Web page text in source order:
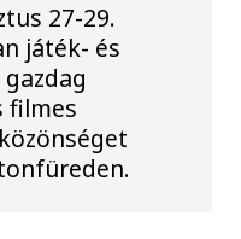
27-29.
játék- és
filmes